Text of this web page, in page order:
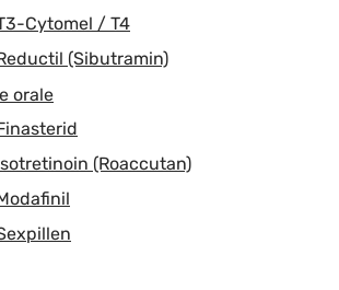
Cytomel / T4
(Sibutramin)
orale
(Roaccutan)